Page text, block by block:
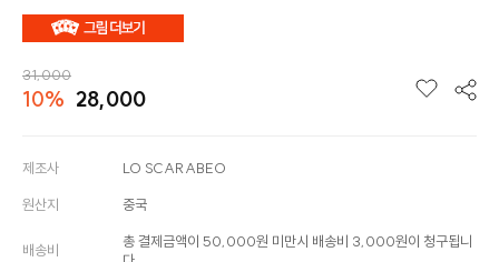
31,000
10% 28,000
제조사 LO SCARABEO
원산지 중국
배송비
총 결제금액이 50,000원 미만시 배송비 3,000원이 청구됩니